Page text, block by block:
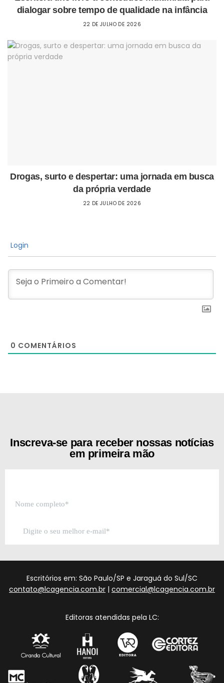
dialogar sobre tempo de qualidade na infância
22 DE JULHO DE 2026
Drogas, surto e despertar: uma jornada em busca
da própria verdade
22 DE JULHO DE 2026
Login
0 COMENTÁRIOS
Inscreva-se para receber nossas notícias
em primeira mão
Escritórios em: São Paulo/SP e Jaraguá do Sul/SC
contato@lcagencia.com.br | comercial@lcagencia.com.br
Editoras atendidas pela LC: